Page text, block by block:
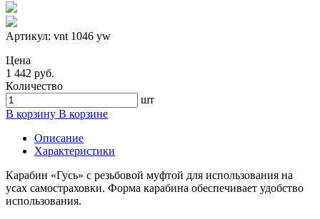
Артикул: vnt 1046 yw
Цена
1 442 руб.
Количество
шт
В корзину В корзине
Описание
Характеристики
Карабин «Гусь» с резьбовой муфтой для использования на
усах самостраховки. Форма карабина обеспечивает удобство
использования.